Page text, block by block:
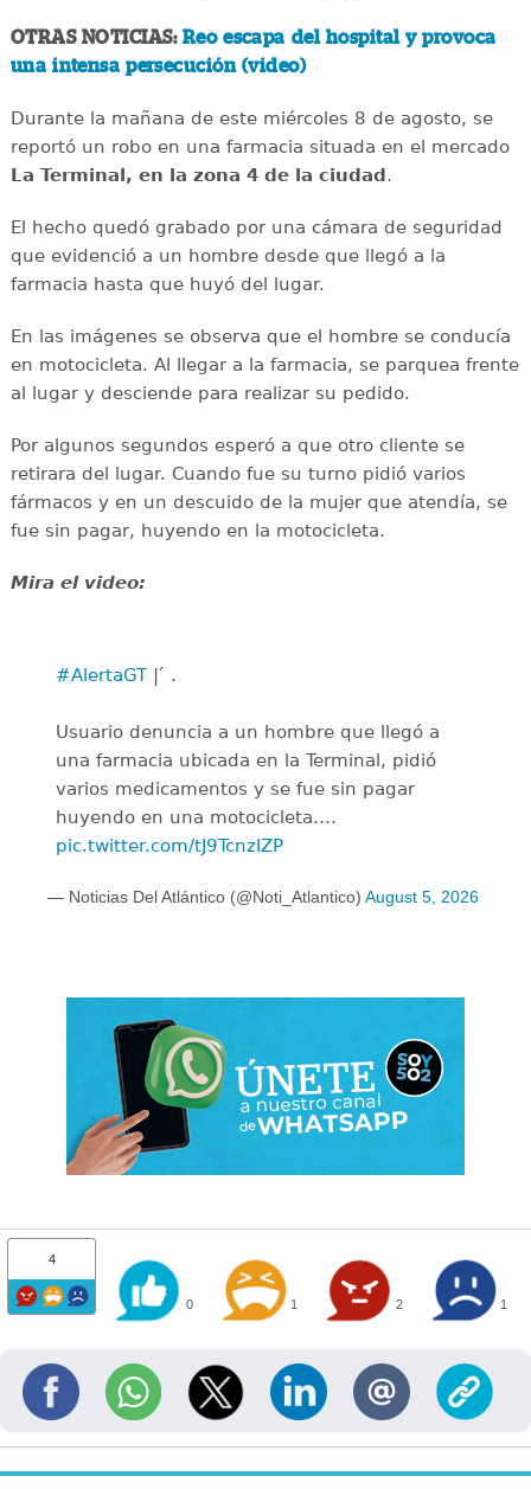
OTRAS NOTICIAS: Reo escapa del hospital y provoca
una intensa persecución (video)
Durante la mañana de este miércoles 8 de agosto, se
reportó un robo en una farmacia situada en el mercado
La Terminal, en la zona 4 de la ciudad.
El hecho quedó grabado por una cámara de seguridad
que evidenció a un hombre desde que llegó a la
farmacia hasta que huyó del lugar.
En las imágenes se observa que el hombre se conducía
en motocicleta. Al llegar a la farmacia, se parquea frente
al lugar y desciende para realizar su pedido.
Por algunos segundos esperó a que otro cliente se
retirara del lugar. Cuando fue su turno pidió varios
fármacos y en un descuido de la mujer que atendía, se
fue sin pagar, huyendo en la motocicleta.
Mira el video:
#AlertaGT| ́ .
Usuario denuncia a un hombre que llegó a
una farmacia ubicada en la Terminal, pidió
varios medicamentos y se fue sin pagar
huyendo en una motocicleta.…
pic.twitter.com/tJ9TcnzlZP
— Noticias Del Atlántico (@Noti_Atlantico) August 5, 2026
4
0 1 2 1